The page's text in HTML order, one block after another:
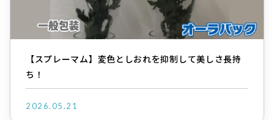
【スプレーマム】変色としおれを抑制して美しさ長持
ち！
2026.05.21